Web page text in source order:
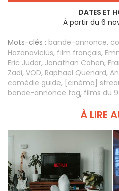
DATES ET
À partir du 6
Mots-clés : bande-annonce,
Hazanavicius, film français,
Eric Judor, Jonathan Cohen,
Zadi, VOD, Raphaël Quenard,
comédie guide, [cinéma]
bande-annonce tag, films du
À LIRE